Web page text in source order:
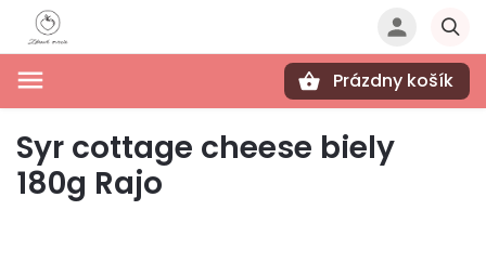
Prázdny košík
Syr cottage cheese biely
180g Rajo